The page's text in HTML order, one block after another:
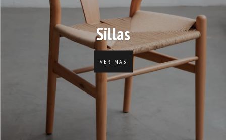
Sillas
VER MAS